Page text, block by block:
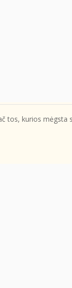
tos, kurios mėgsta